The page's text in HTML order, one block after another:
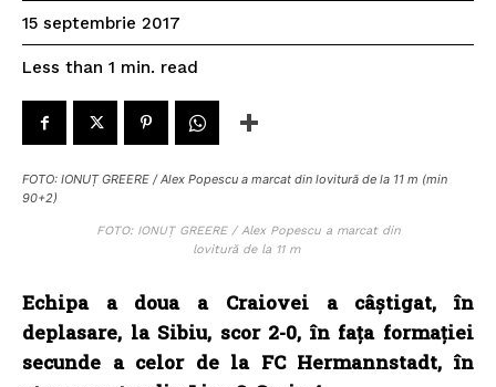
15 septembrie 2017
Less than 1 min. read
FOTO: IONUȚ GREERE / Alex Popescu a marcat din lovitură de la 11 m (min
90+2)
FOTO: IONUȚ GREERE / Alex Popescu a marcat din
lovitură de la 11 m
Echipa a doua a Craiovei a câștigat, în
deplasare, la Sibiu, scor 2-0, în fața formației
secunde a celor de la FC Hermannstadt, în